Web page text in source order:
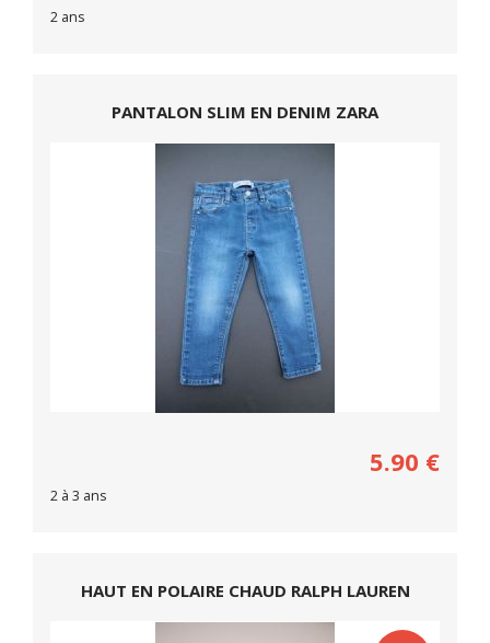
2 ans
PANTALON SLIM EN DENIM ZARA
5.90 €
2 à 3 ans
HAUT EN POLAIRE CHAUD RALPH LAUREN